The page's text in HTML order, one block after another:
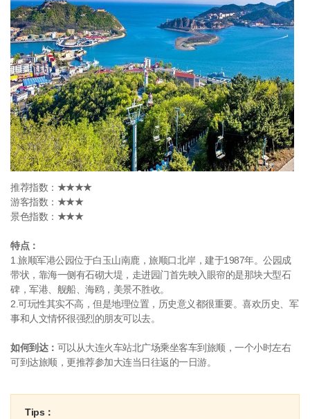
推荐指数： ★★★★
游客指数： ★★★
景色指数： ★★★
特点：
1.旅顺军港公园位于白玉山南鹿，旅顺口北岸，建于1987年。公园成
带状，靠海一侧有石砌大堤，走进园门首先映入眼帘的是那块大型石
碑，军港、舰船、海鸥，美景不胜收。
2.可玩性其实不高，但是地理位置，历史意义都很重要。喜欢历史、军
事和人文情怀很强烈的朋友可以去。
如何到达： 可以从大连火车站北广场乘坐客车到旅顺，一个小时左右
可到达旅顺，更推荐参加大连当日往返的一日游。
Tips：